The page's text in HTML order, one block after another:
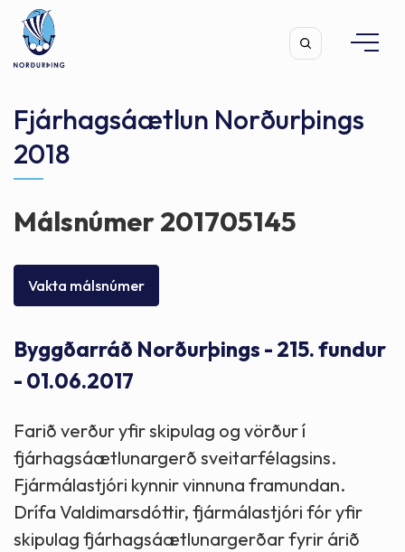
Leita
Fjárhagsáætlun Norðurþings
2018
Málsnúmer 201705145
Vakta málsnúmer
Byggðarráð Norðurþings - 215. fundur
- 01.06.2017
Farið verður yfir skipulag og vörður í
fjárhagsáætlunargerð sveitarfélagsins.
Fjármálastjóri kynnir vinnuna framundan.
Drífa Valdimarsdóttir, fjármálastjóri fór yfir
skipulag fjárhagsáætlunargerðar fyrir árið